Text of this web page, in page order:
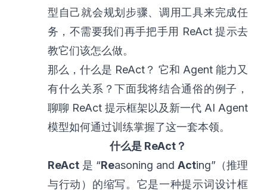
型自己就会规划步骤、调用工具来完成任
务，不需要我们再手把手用 ReAct 提示去
教它们该怎么做。
那么，什么是 ReAct？ 它和 Agent 能力又
有什么关系？下面我将结合通俗的例子，
聊聊 ReAct 提示框架以及新一代 AI Agent
模型如何通过训练掌握了这一套本领。
什么是 ReAct？
ReAct 是 “Reasoning and Acting”（推理
与行动）的缩写。它是一种提示词设计框